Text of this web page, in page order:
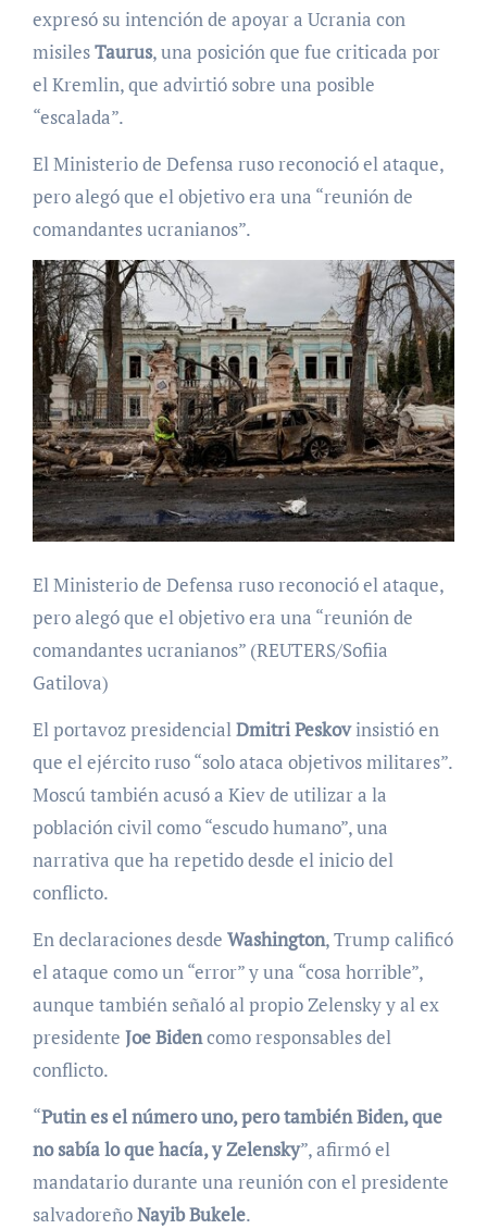
expresó su intención de apoyar a Ucrania con
misilesTaurus, una posición que fue criticada por
el Kremlin, que advirtió sobre una posible
“escalada”.
El Ministerio de Defensa ruso reconoció el ataque,
pero alegó que el objetivo era una “reunión de
comandantes ucranianos”.
El Ministerio de Defensa ruso reconoció el ataque,
pero alegó que el objetivo era una “reunión de
comandantes ucranianos” (REUTERS/Sofiia
Gatilova)
El portavoz presidencialDmitri Peskovinsistió en
que el ejército ruso “solo ataca objetivos militares”.
Moscú también acusó a Kiev de utilizar a la
población civil como “escudo humano”, una
narrativa que ha repetido desde el inicio del
conflicto.
En declaraciones desde Washington, Trump calificó
el ataque como un “error” y una “cosa horrible”,
aunque también señaló al propio Zelensky y al ex
presidente Joe Bidencomo responsables del
conflicto.
“Putin es el número uno, pero también Biden, que
no sabía lo que hacía, y Zelensky”, afirmó el
mandatario durante una reunión con el presidente
salvadoreñoNayib Bukele.